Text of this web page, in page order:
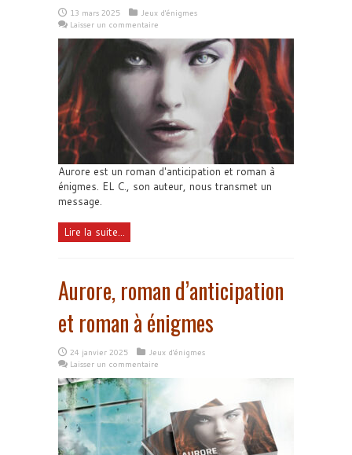
13 mars 2025
Jeux d'énigmes
Laisser un commentaire
Aurore est un roman d'anticipation et roman à
énigmes. EL C., son auteur, nous transmet un
message.
Lire la suite...
Aurore, roman d’anticipation
et roman à énigmes
24 janvier 2025
Jeux d'énigmes
Laisser un commentaire